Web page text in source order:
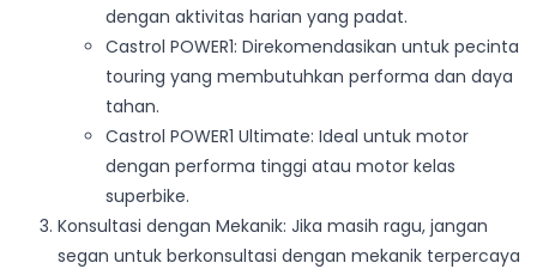
dengan aktivitas harian yang padat.
Castrol POWER1: Direkomendasikan untuk pecinta
touring yang membutuhkan performa dan daya
tahan.
Castrol POWER1 Ultimate: Ideal untuk motor
dengan performa tinggi atau motor kelas
superbike.
Konsultasi dengan Mekanik: Jika masih ragu, jangan
segan untuk berkonsultasi dengan mekanik terpercaya